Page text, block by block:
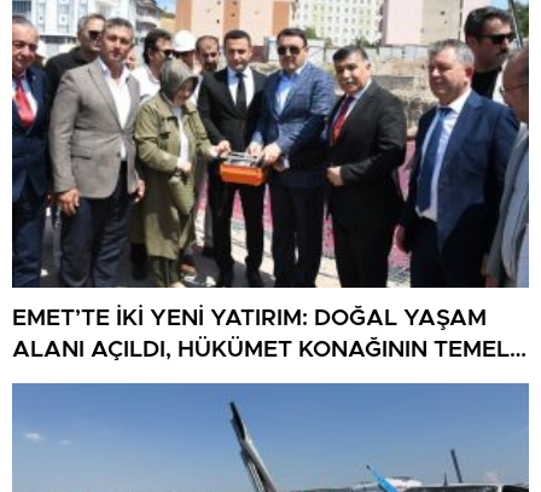
EMET’TE İKİ YENİ YATIRIM: DOĞAL YAŞAM
ALANI AÇILDI, HÜKÜMET KONAĞININ TEMELİ
ATILDI